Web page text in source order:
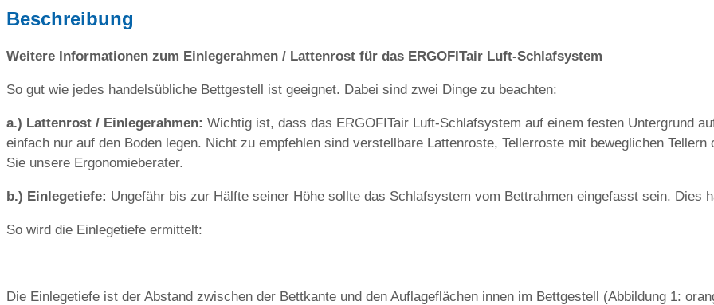
cm
Beschreibung
Weitere Informationen zum Einlegerahmen / Lattenrost für das ERGOFITair Luft-Schlafsystem
So gut wie jedes handelsübliche Bettgestell ist geeignet. Dabei sind zwei Dinge zu beachten:
a.) Lattenrost / Einlegerahmen: Wichtig ist, dass das ERGOFITair Luft-Schlafsystem auf einem festen Untergrund
einfach nur auf den Boden legen. Nicht zu empfehlen sind verstellbare Lattenroste, Tellerroste mit beweglichen
Sie unsere Ergonomieberater.
b.) Einlegetiefe: Ungefähr bis zur Hälfte seiner Höhe sollte das Schlafsystem vom Bettrahmen eingefasst sein. Dies
So wird die Einlegetiefe ermittelt:
Die Einlegetiefe ist der Abstand zwischen der Bettkante und den Auflageflächen innen im Bettgestell (Abbildung 1: